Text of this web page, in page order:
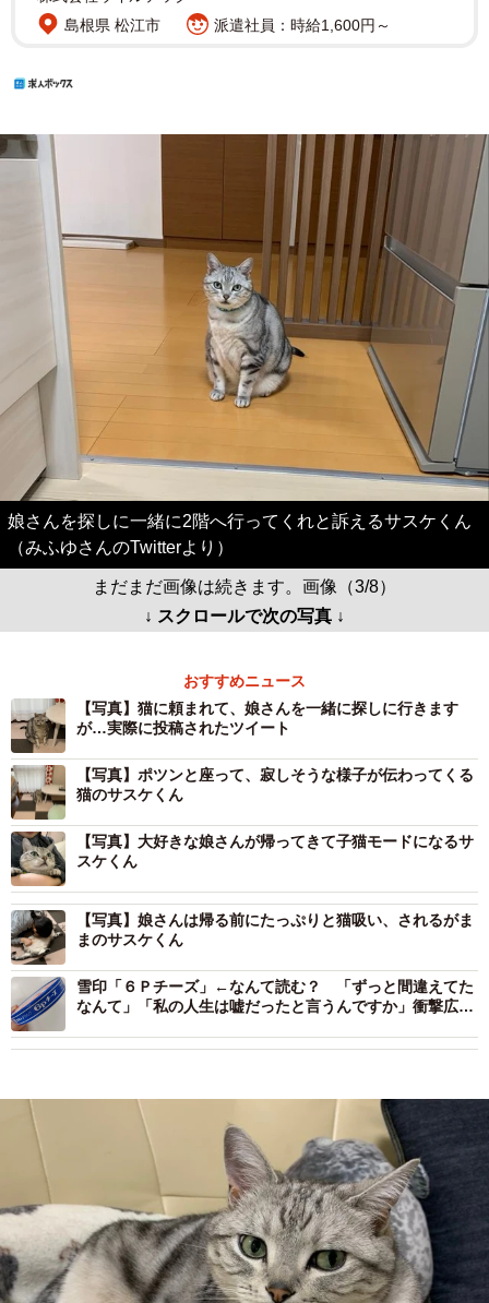
島根県 松江市
派遣社員：時給1,600円～
娘さんを探しに一緒に2階へ行ってくれと訴えるサスケくん
（みふゆさんのTwitterより）
まだまだ画像は続きます。画像（3/8）
↓ スクロールで次の写真 ↓
おすすめニュース
【写真】猫に頼まれて、娘さんを一緒に探しに行きます
が…実際に投稿されたツイート
【写真】ポツンと座って、寂しそうな様子が伝わってくる
猫のサスケくん
【写真】大好きな娘さんが帰ってきて子猫モードになるサ
スケくん
【写真】娘さんは帰る前にたっぷりと猫吸い、されるがま
まのサスケくん
雪印「６Ｐチーズ」←なんて読む？ 「ずっと間違えてた
なんて」「私の人生は嘘だったと言うんですか」衝撃広が